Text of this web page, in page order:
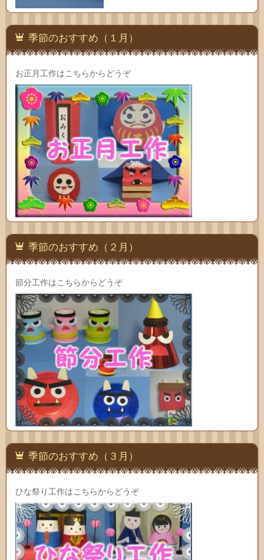
季節のおすすめ（１月）
お正月工作はこちらからどうぞ
季節のおすすめ（２月）
節分工作はこちらからどうぞ
季節のおすすめ（３月）
ひな祭り工作はこちらからどうぞ